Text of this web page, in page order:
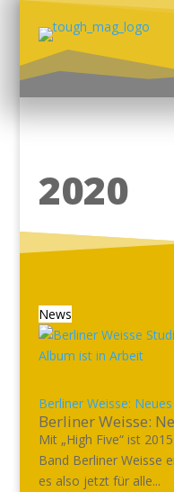
2020
News
Berliner Weisse:
Berliner Weisse:
Mit „High Five“ ist
Band Berliner Weisse
es also jetzt für alle...